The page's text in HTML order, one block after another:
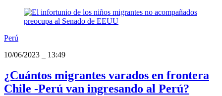
Perú
10/06/2023
13:49
¿Cuántos migrantes varados en frontera
Chile -Perú van ingresando al Perú?